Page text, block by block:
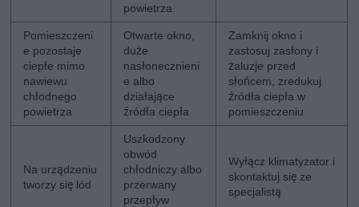
powietrza
Pomieszczeni
e pozostaje
ciepłe mimo
nawiewu
chłodnego
powietrza
Otwarte okno,
duże
nasłonecznieni
e albo
działające
źródła ciepła
Zamknij okno i
zastosuj zasłony i
żaluzje przed
słońcem, zredukuj
źródła ciepła w
pomieszczeniu
Na urządzeniu
tworzy się lód
Uszkodzony
obwód
chłodniczy albo
przerwany
przepływ
Wyłącz klimatyzator i
skontaktuj się ze
specjalistą